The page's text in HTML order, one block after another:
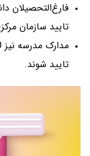
فارغ‌التحصیلان
تایید سازمان
مدارک مدرسه
تایید شوند.